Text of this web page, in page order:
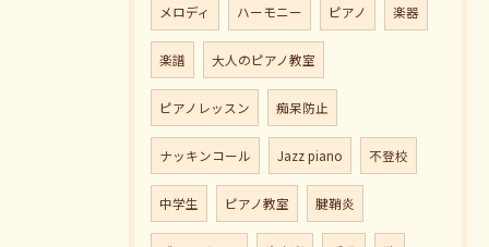
メロディ ハーモニー ピアノ 楽器
楽譜 大人のピアノ教室
ピアノレッスン 痴呆防止
ナッキンコール Jazz piano 不登校
中学生 ピアノ教室 腱鞘炎